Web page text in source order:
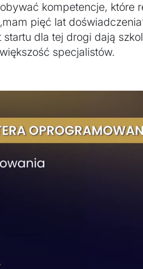
kompetencje, które
pięć lat
startu dla tej drogi dają
specjalistów.